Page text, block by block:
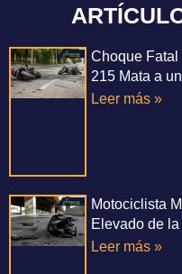
Choque Fatal
215 Mata a
Leer más »
Motociclista
Elevado de
Leer más »